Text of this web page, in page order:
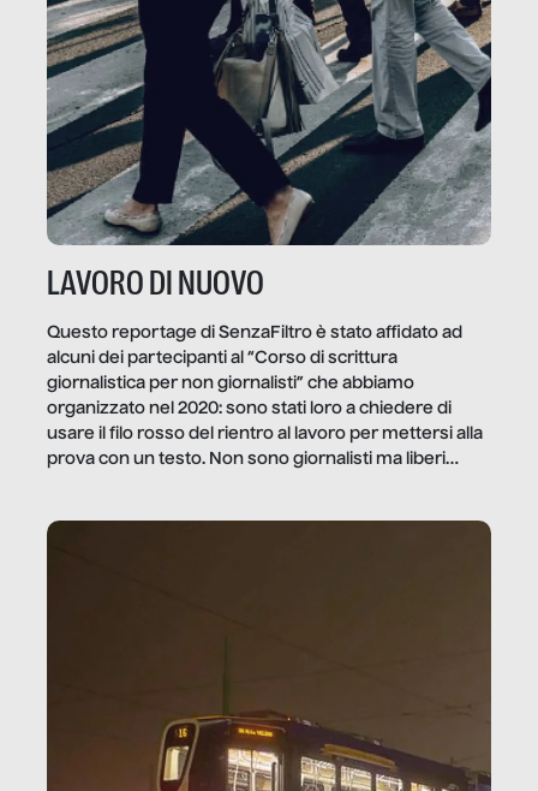
LAVORO DI NUOVO
Questo reportage di SenzaFiltro è stato affidato ad
alcuni dei partecipanti al “Corso di scrittura
giornalistica per non giornalisti” che abbiamo
organizzato nel 2020: sono stati loro a chiedere di
usare il filo rosso del rientro al lavoro per mettersi alla
prova con un testo. Non sono giornalisti ma liberi